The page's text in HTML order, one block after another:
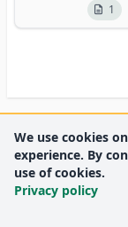
1
We use cookies
experience. By
use of cookies.
Privacy policy